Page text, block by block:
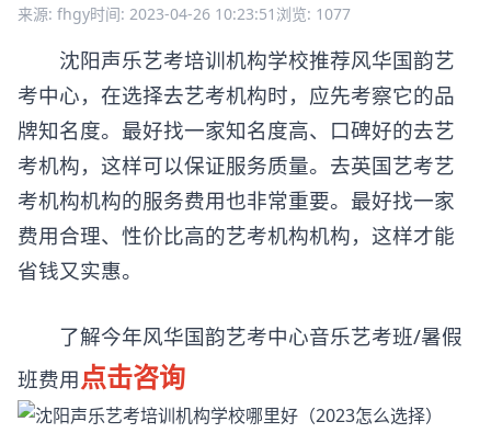
来源: fhgy时间: 2023-04-26 10:23:51 浏览: 1077
沈阳声乐艺考培训机构学校推荐风华国韵艺
考中心，在选择去艺考机构时，应先考察它的品
牌知名度。最好找一家知名度高、口碑好的去艺
考机构，这样可以保证服务质量。去英国艺考艺
考机构机构的服务费用也非常重要。最好找一家
费用合理、性价比高的艺考机构机构，这样才能
省钱又实惠。
了解今年风华国韵艺考中心音乐艺考班/暑假
班费用点击咨询